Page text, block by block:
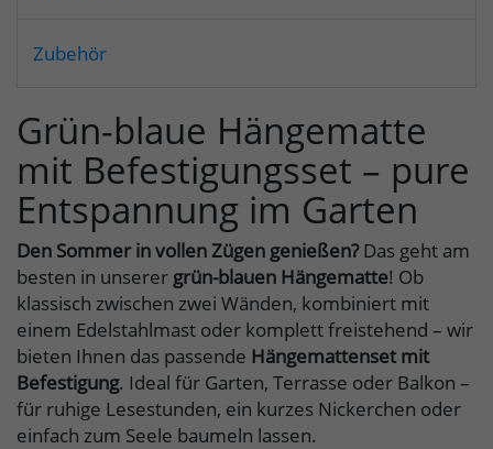
Zubehör
Grün-blaue Hängematte
mit Befestigungsset – pure
Entspannung im Garten
Den Sommer in vollen Zügen genießen?Das geht am
besten in unserer grün-blauen Hängematte! Ob
klassisch zwischen zwei Wänden, kombiniert mit
einem Edelstahlmast oder komplett freistehend – wir
bieten Ihnen das passende Hängemattenset mit
Befestigung. Ideal für Garten, Terrasse oder Balkon –
für ruhige Lesestunden, ein kurzes Nickerchen oder
einfach zum Seele baumeln lassen.